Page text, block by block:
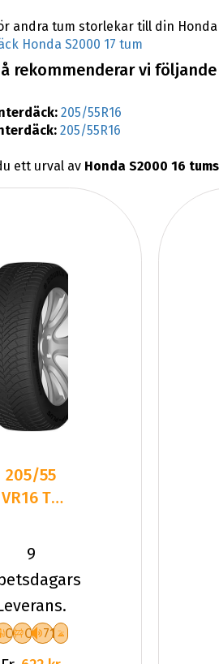
andra tum storlekar till din Honda
Honda S2000 17 tum
rekommenderar vi
205/55R16
205/55R16
ett urval av Honda S2000 16
205/55
VR16 TL
DASP-
PLUS XL
9
C C 71